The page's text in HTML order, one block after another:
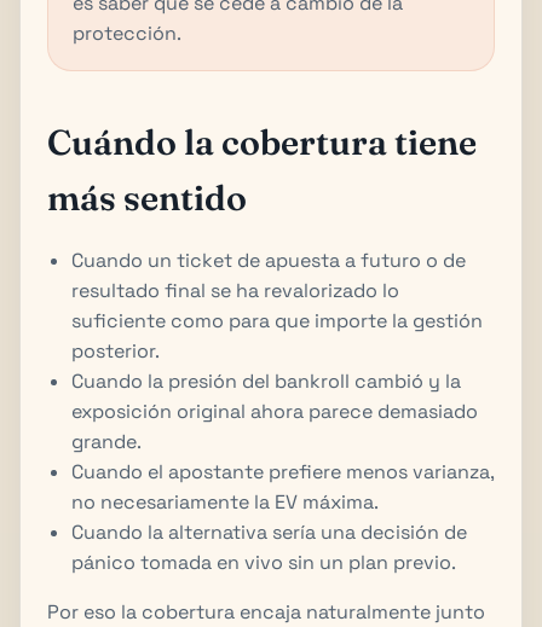
protección.
Cuándo la cobertura tiene
más sentido
Cuando un ticket de apuesta a futuro o de
resultado final se ha revalorizado lo
suficiente como para que importe la gestión
posterior.
Cuando la presión del bankroll cambió y la
exposición original ahora parece demasiado
grande.
Cuando el apostante prefiere menos varianza,
no necesariamente la EV máxima.
Cuando la alternativa sería una decisión de
pánico tomada en vivo sin un plan previo.
Por eso la cobertura encaja naturalmente junto